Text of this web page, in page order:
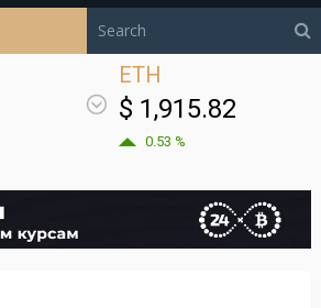
ETH
$ 1,915.82
0.53 %